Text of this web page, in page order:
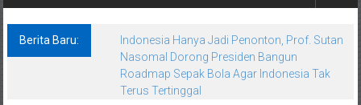
Berita Baru:
Indonesia Hanya Jadi Penonton, Prof. Sutan
Nasomal Dorong Presiden Bangun
Roadmap Sepak Bola Agar Indonesia Tak
Terus Tertinggal